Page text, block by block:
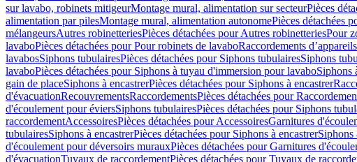
sur lavabo, robinets mitigeurMontage mural, alimentation sur secteurPièces
alimentation par pilesMontage mural, alimentation autonomePièces détachées
mélangeursAutres robinetteriesPièces détachées pour Autres robinetteriesPour
lavaboPièces détachées pour Pour robinets de lavaboRaccordements
lavabosSiphons tubulairesPièces détachées pour Siphons tubulairesSiphons
lavaboPièces détachées pour Siphons à tuyau d'immersion pour lavaboSiphons
gain de placeSiphons à encastrerPièces détachées pour Siphons à encastrer
d'évacuationRecouvrementsRaccordementsPièces détachées pour
d'écoulement pour éviersSiphons tubulairesPièces détachées pour Siphons
raccordementAccessoiresPièces détachées pour AccessoiresGarnitures
tubulairesSiphons à encastrerPièces détachées pour Siphons à encastrerSiphons
d'écoulement pour déversoirs murauxPièces détachées pour Garnitures
d'évacuationTuyaux de raccordementPièces détachées pour Tuyaux de